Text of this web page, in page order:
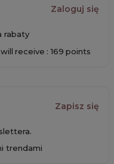
Zaloguj się
rabaty
receive : 169 points
Zapisz się
trendami